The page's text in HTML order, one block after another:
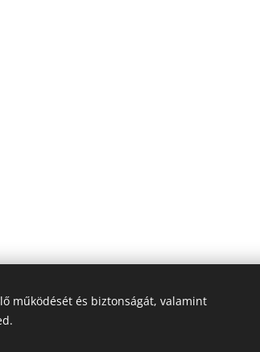
működését és biztonságát, valamint